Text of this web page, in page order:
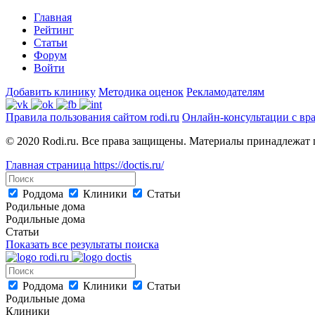
Главная
Рейтинг
Статьи
Форум
Войти
Добавить клинику Методика оценок Рекламодателям
Правила пользования сайтом rodi.ru Онлайн-консультации с
© 2020 Rodi.ru. Все права защищены. Материалы принадлежат
Главная страница https://doctis.ru/
Роддома Клиники
Статьи
Родильные дома
Родильные дома
Статьи
Показать все результаты поиска
Роддома Клиники
Статьи
Родильные дома
Клиники